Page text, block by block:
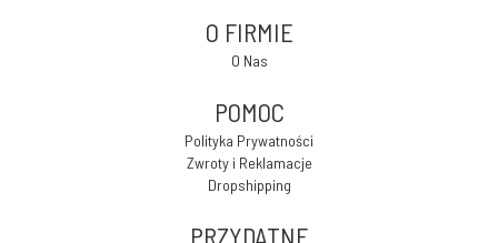
O FIRMIE
O Nas
POMOC
Polityka Prywatności
Zwroty i Reklamacje
Dropshipping
PRZYDATNE